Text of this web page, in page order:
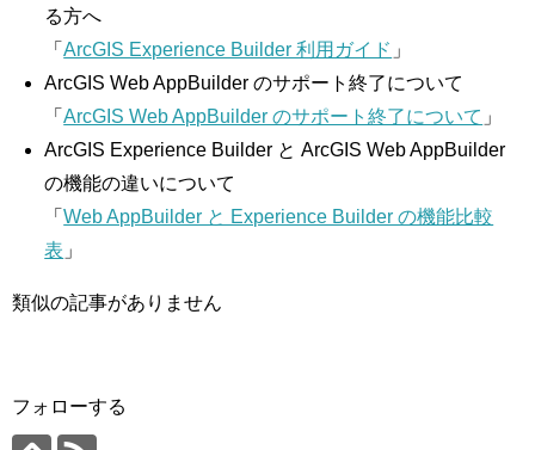
る方へ
「ArcGIS Experience Builder 利用ガイド 」
ArcGIS Web AppBuilder のサポート終了について
「ArcGIS Web AppBuilder のサポート終了について 」
ArcGIS Experience Builder と ArcGIS Web AppBuilder
の機能の違いについて
「Web AppBuilder と Experience Builder の機能比較
表 」
類似の記事がありません
フォローする